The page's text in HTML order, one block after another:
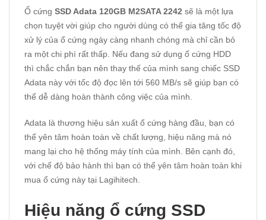
Ổ cứng SSD Adata 120GB M2SATA 2242 sẽ là một lựa
chọn tuyệt vời giúp cho người dùng có thể gia tăng tốc độ
xử lý của ổ cứng ngày càng nhanh chóng mà chỉ cần bỏ
ra một chi phí rất thấp. Nếu đang sử dụng ổ cứng HDD
thì chắc chắn bạn nên thay thế của mình sang chiếc SSD
Adata này với tốc độ đọc lên tới 560 MB/s sẽ giúp bạn có
thể dễ dàng hoàn thành công việc của mình.
Adata là thương hiệu sản xuất ổ cứng hàng đầu, bạn có
thể yên tâm hoàn toàn về chất lượng, hiệu năng mà nó
mang lại cho hệ thống máy tính của mình. Bên cạnh đó,
với chế độ bảo hành thì bạn có thể yên tâm hoàn toàn khi
mua ổ cứng này tại Lagihitech.
Hiệu năng ổ cứng SSD